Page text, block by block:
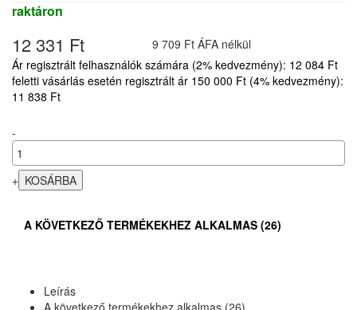
raktáron
12 331 Ft
9 709 Ft ÁFA nélkül
Ár regisztrált felhasználók számára (2% kedvezmény): 12 084 Ft
feletti vásárlás esetén regisztrált ár 150 000 Ft (4% kedvezmény):
11 838 Ft
-
+
A KÖVETKEZŐ TERMÉKEKHEZ ALKALMAS (26)
Leírás
A következő termékekhez alkalmas (26)